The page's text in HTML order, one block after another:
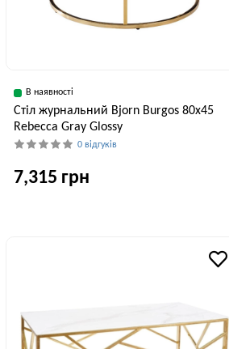
В наявності
Стіл журнальний Bjorn Burgos 80х45
Rebecca Gray Glossy
0 відгуків
7,315 грн
45 см